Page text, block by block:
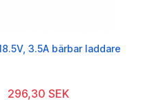
3.5A bärbar laddare
296,30 SEK